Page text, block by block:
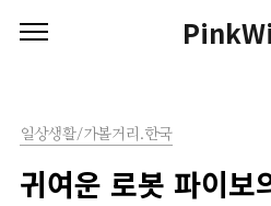
일상생활/가볼거리.한국
귀여운 로봇 파이보